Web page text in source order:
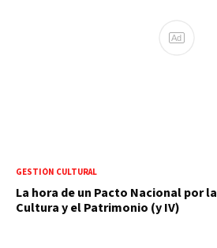
Ad
GESTIÓN CULTURAL
La hora de un Pacto Nacional por la
Cultura y el Patrimonio (y IV)